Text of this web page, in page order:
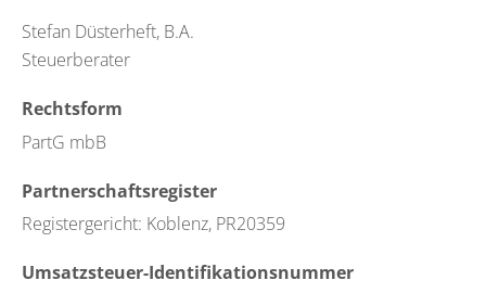
Stefan Düsterheft, B.A.
Steuerberater
Rechtsform
PartG mbB
Partnerschaftsregister
Registergericht: Koblenz, PR20359
Umsatzsteuer-Identifikationsnummer